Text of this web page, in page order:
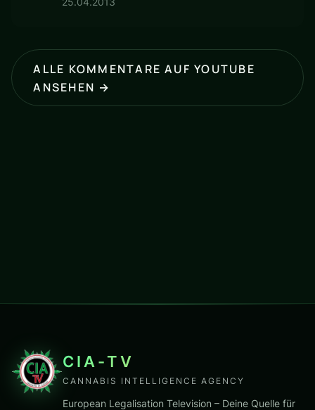
ALLE KOMMENTARE AUF YOUTUBE
ANSEHEN →
CIA-TV
CANNABIS INTELLIGENCE AGENCY
European Legalisation Television – Deine Quelle für